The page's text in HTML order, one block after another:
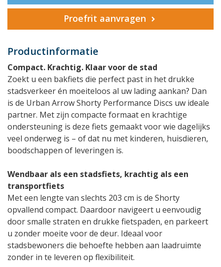
Proefrit aanvragen
Productinformatie
Compact. Krachtig. Klaar voor de stad
Zoekt u een bakfiets die perfect past in het drukke
stadsverkeer én moeiteloos al uw lading aankan? Dan
is de Urban Arrow Shorty Performance Discs uw ideale
partner. Met zijn compacte formaat en krachtige
ondersteuning is deze fiets gemaakt voor wie dagelijks
veel onderweg is – of dat nu met kinderen, huisdieren,
boodschappen of leveringen is.
Wendbaar als een stadsfiets, krachtig als een
transportfiets
Met een lengte van slechts 203 cm is de Shorty
opvallend compact. Daardoor navigeert u eenvoudig
door smalle straten en drukke fietspaden, en parkeert
u zonder moeite voor de deur. Ideaal voor
stadsbewoners die behoefte hebben aan laadruimte
zonder in te leveren op flexibiliteit.